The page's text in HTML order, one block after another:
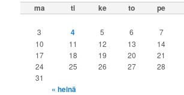
ma ti ke to pe
3 4 5 6 7
10
11 12 13 14
17
18 19 20 21
24
25 26 27 28
31
« heinä